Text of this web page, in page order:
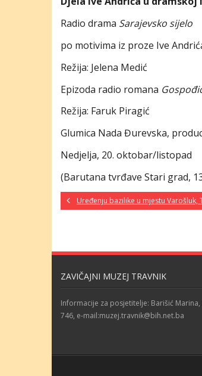
Radio drama Sarajevsko sijelo
po motivima iz proze Ive
Režija: Jelena Medić
Epizoda radio romana
Režija: Faruk Piragić
Glumica Nada Đurevska,
Nedjelja, 20. oktobar/listopad
(Barutana tvrđave Stari grad,
Uređenju bazilike u mjestu Varošluk,
ZAVIČAJNI MUZEJ TRAVNIK
Informacije za posjetitelje: Barišić
746, e-mail:muzej.travnik@bih.net.ba